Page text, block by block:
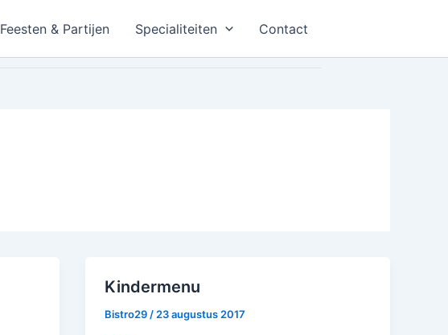
Feesten & Partijen Specialiteiten Contact
Kindermenu
Bistro29 / 23 augustus 2017